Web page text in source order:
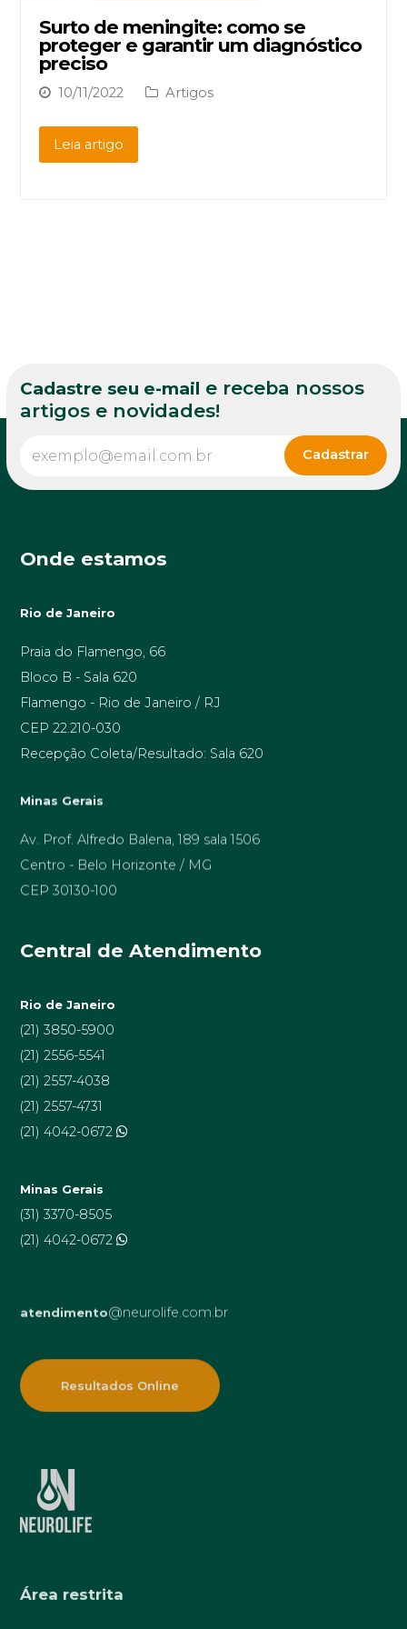
Surto de meningite: como se
proteger e garantir um diagnóstico
preciso
10/11/2022 Artigos
Leia artigo
Cadastre seu e-mail e receba nossos
artigos e novidades!
Área restrita
Onde estamos
Rio de Janeiro
Praia do Flamengo, 66
Bloco B - Sala 620
Flamengo - Rio de Janeiro / RJ
CEP 22.210-030
Recepção Coleta/Resultado: Sala 620
Minas Gerais
Av. Prof. Alfredo Balena, 189 sala 1506
Centro - Belo Horizonte / MG
CEP 30130-100
Central de Atendimento
Rio de Janeiro
(21) 3850-5900
(21) 2556-5541
(21) 2557-4038
(21) 2557-4731
(21) 4042-0672
Minas Gerais
(31) 3370-8505
(21) 4042-0672
atendimento@neurolife.com.br